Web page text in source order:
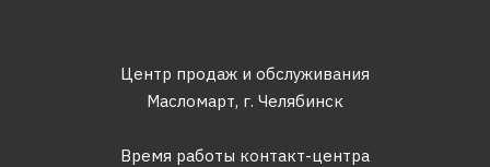
Центр продаж и обслуживания
Масломарт, г. Челябинск
Время работы контакт-центра